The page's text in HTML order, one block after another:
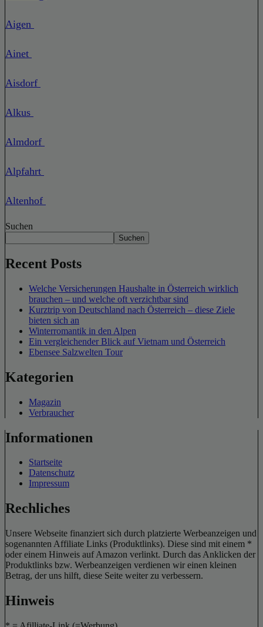
Aigen
Ainet
Aisdorf
Alkus
Almdorf
Alpfahrt
Altenhof
Suchen
Suchen
Recent Posts
Welche Versicherungen Haushalte in Österreich wirklich
brauchen – und welche oft verzichtbar sind
Kurztrip von Deutschland nach Österreich – diese Ziele
bieten sich an
Winterromantik in den Alpen
Ein vergleichender Blick auf Vietnam und Österreich
Ebensee Salzwelten Tour
Kategorien
Magazin
Verbraucher
Informationen
Startseite
Datenschutz
Impressum
Rechliches
Unsere Webseite finanziert sich durch platzierte Werbeanzeigen und
sogenannten Affiliate Links (Produktlinks). Diese sind mit einem *
oder einem Hinweis auf Amazon verlinkt. Durch das Anklicken der
Produktlinks bzw. Werbeanzeigen verdienen wir einen kleinen
Betrag, der uns hilft, diese Seite weiter zu verbessern.
Hinweis